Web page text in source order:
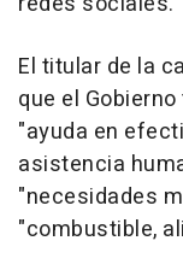
El titular de la
que el
"ayuda en
asistencia
"necesidades
"combustible,